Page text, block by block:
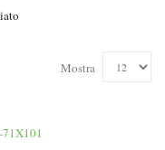
Mostra